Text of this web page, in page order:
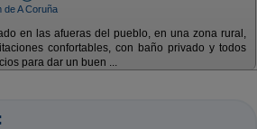
de A Coruña
en las afueras del pueblo, en una zona rural,
confortables, con baño privado y todos
para dar un buen ...